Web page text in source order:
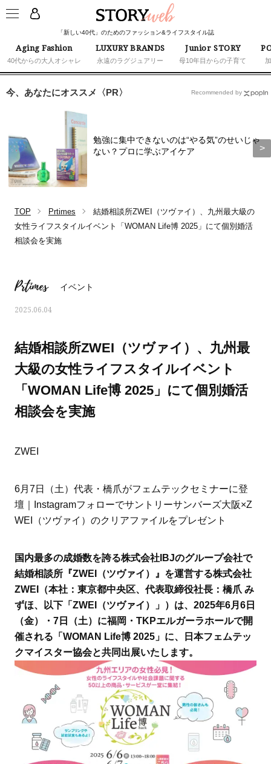
「新しい40代」のためのファッション&ライフスタイル誌
Aging Fashion
40代からの大人オシャレ
LUXURY BRANDS
永遠のラグジュアリー
Junior STORY
母10年目からの子育て
ス学」
タログ
今、あなたにオススメ〈PR〉
勉強に集中できないのは“やる気”のせいじゃ
ない？プロに学ぶアイケア
Recommended by
TOP Prtimes
結婚相談所ZWEI（ツヴァイ）、九州最大級の
女性ライフスタイルイベント「WOMAN Life博 2025」にて個別婚活
相談会を実施
Prtimes イベント
2025.06.04
結婚相談所ZWEI（ツヴァイ）、九州最
大級の女性ライフスタイルイベント
「WOMAN Life博 2025」にて個別婚活
相談会を実施
ZWEI
6月7日（土）代表・橋爪がフェムテックセミナーに登
壇｜Instagramフォローでサントリーサンバーズ大阪×Z
WEI（ツヴァイ）のクリアファイルをプレゼント
国内最多の成婚数を誇る株式会社IBJのグループ会社で
結婚相談所『ZWEI（ツヴァイ）』を運営する株式会社
ZWEI（本社：東京都中央区、代表取締役社長：橋爪 み
ずほ、以下「ZWEI（ツヴァイ）」）は、2025年6月6日
（金）・7日（土）に福岡・TKPエルガーラホールで開
催される「WOMAN Life博 2025」に、日本フェムテッ
クマイスター協会と共同出展いたします。